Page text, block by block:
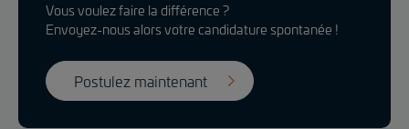
Vous voulez faire la différence ?
Envoyez-nous alors votre candidature spontanée !
Postulez maintenant